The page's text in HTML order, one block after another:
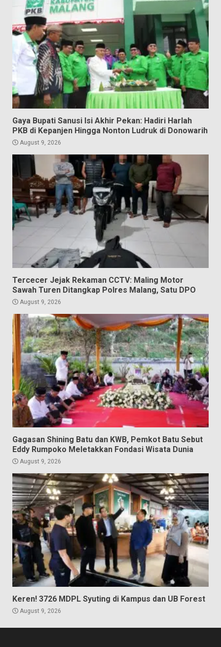
Gaya Bupati Sanusi Isi Akhir Pekan: Hadiri Harlah
PKB di Kepanjen Hingga Nonton Ludruk di Donowarih
August 9, 2026
Tercecer Jejak Rekaman CCTV: Maling Motor
Sawah Turen Ditangkap Polres Malang, Satu DPO
August 9, 2026
Gagasan Shining Batu dan KWB, Pemkot Batu Sebut
Eddy Rumpoko Meletakkan Fondasi Wisata Dunia
August 9, 2026
Keren! 3726 MDPL Syuting di Kampus dan UB Forest
August 9, 2026